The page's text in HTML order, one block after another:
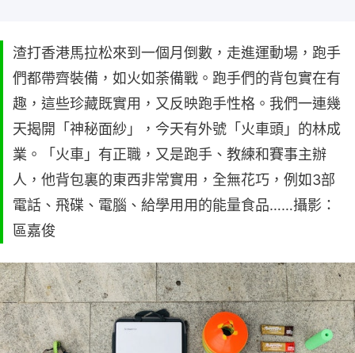
渣打香港馬拉松來到一個月倒數，走進運動場，跑手
們都帶齊裝備，如火如荼備戰。跑手們的背包實在有
趣，這些珍藏既實用，又反映跑手性格。我們一連幾
天揭開「神秘面紗」，今天有外號「火車頭」的林成
業。「火車」有正職，又是跑手、教練和賽事主辦
人，他背包裏的東西非常實用，全無花巧，例如3部
電話、飛碟、電腦、給學用用的能量食品……攝影：
區嘉俊